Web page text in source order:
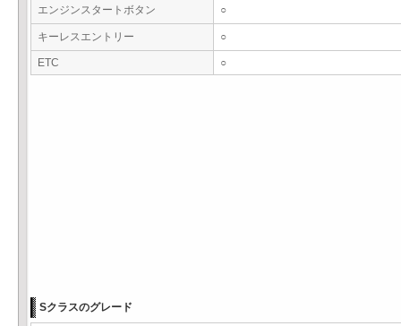
エンジンスタートボタン ○
キーレスエントリー ○
ETC ○
Sクラスのグレード